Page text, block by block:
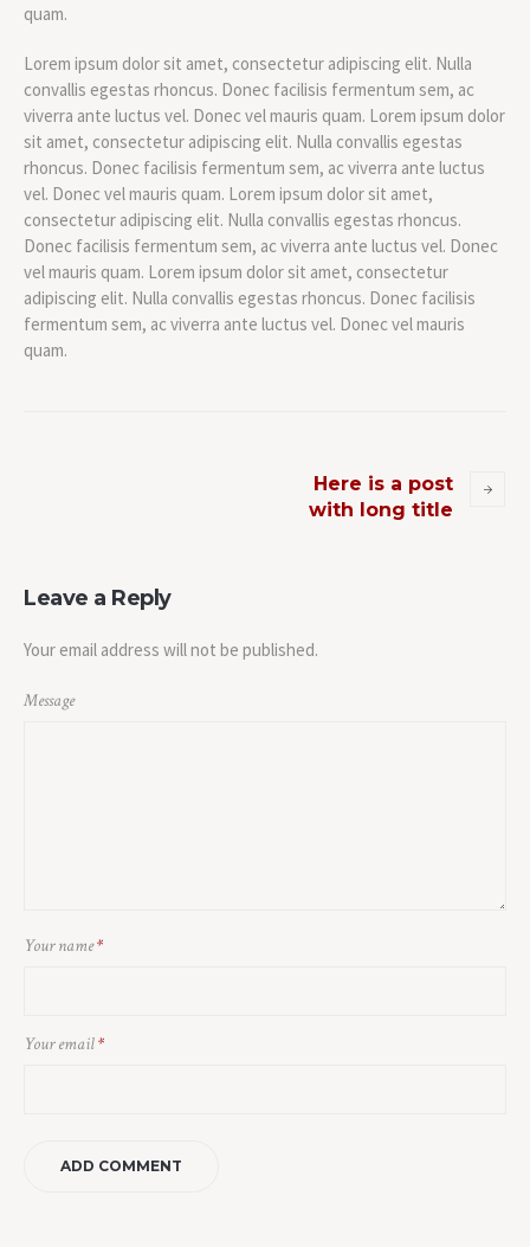
quam.
Lorem ipsum dolor sit amet, consectetur adipiscing elit. Nulla
convallis egestas rhoncus. Donec facilisis fermentum sem, ac
viverra ante luctus vel. Donec vel mauris quam. Lorem ipsum dolor
sit amet, consectetur adipiscing elit. Nulla convallis egestas
rhoncus. Donec facilisis fermentum sem, ac viverra ante luctus
vel. Donec vel mauris quam. Lorem ipsum dolor sit amet,
consectetur adipiscing elit. Nulla convallis egestas rhoncus.
Donec facilisis fermentum sem, ac viverra ante luctus vel. Donec
vel mauris quam. Lorem ipsum dolor sit amet, consectetur
adipiscing elit. Nulla convallis egestas rhoncus. Donec facilisis
fermentum sem, ac viverra ante luctus vel. Donec vel mauris
quam.
Here is a post
with long title
Leave a Reply
Your email address will not be published.
Message
Your name*
Your email*